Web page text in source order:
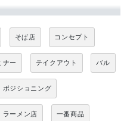
そば店 コンセプト
ナー テイクアウト バル
ポジショニング
ラーメン店 一番商品